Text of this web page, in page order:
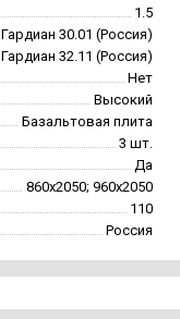
1.5
Гардиан 30.01 (Россия)
Гардиан 32.11 (Россия)
Нет
Высокий
Базальтовая плита
3 шт.
Да
860х2050; 960х2050
110
Россия